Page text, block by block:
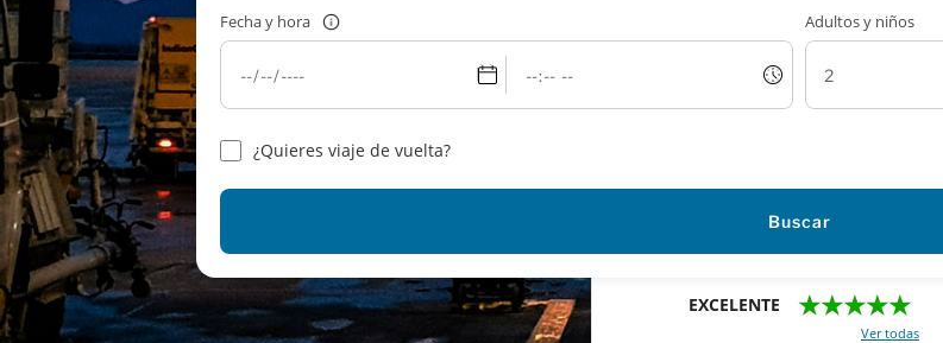
Fecha y hora Adultos y niños
¿Quieres viaje de vuelta?
Buscar
EXCELENTE ★★★★★
Ver todas